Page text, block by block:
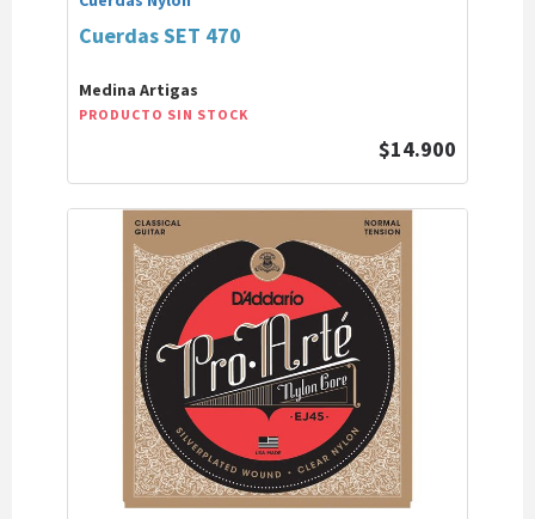
Cuerdas SET 470
Medina Artigas
PRODUCTO SIN STOCK
$14.900